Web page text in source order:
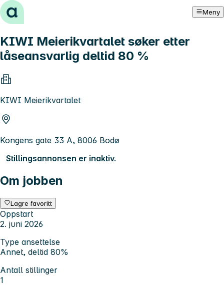
Hopp til innhold Meny
KIWI Meierikvartalet søker etter
låseansvarlig deltid 80 %
KIWI Meierikvartalet
Kongens gate 33 A, 8006 Bodø
Stillingsannonsen er inaktiv.
Om jobben
Lagre favoritt
Oppstart
2. juni 2026
Type ansettelse
Annet, deltid 80%
Antall stillinger
1